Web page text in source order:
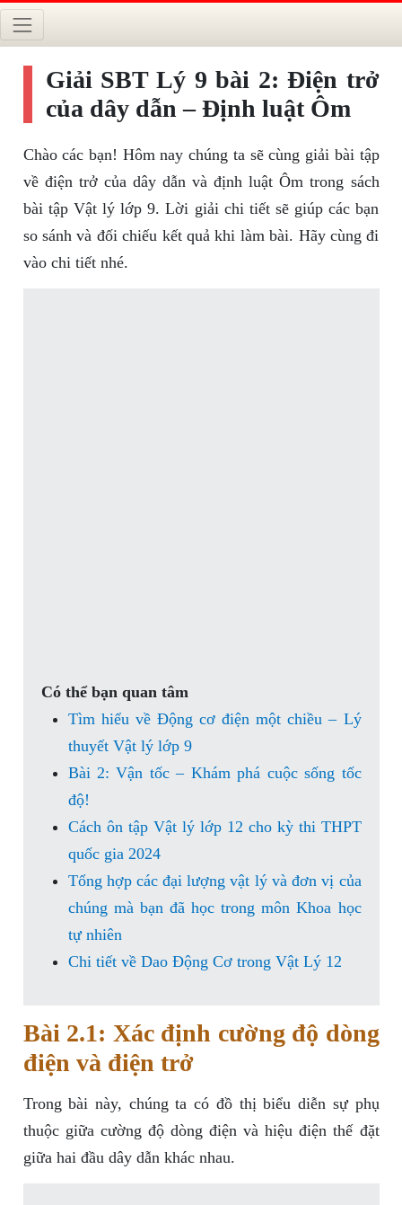
Giải SBT Lý 9 bài 2: Điện trở
của dây dẫn – Định luật Ôm
Chào các bạn! Hôm nay chúng ta sẽ cùng giải bài tập
về điện trở của dây dẫn và định luật Ôm trong sách
bài tập Vật lý lớp 9. Lời giải chi tiết sẽ giúp các bạn
so sánh và đối chiếu kết quả khi làm bài. Hãy cùng đi
vào chi tiết nhé.
Có thể bạn quan tâm
Tìm hiểu về Động cơ điện một chiều – Lý
thuyết Vật lý lớp 9
Bài 2: Vận tốc – Khám phá cuộc sống tốc
độ!
Cách ôn tập Vật lý lớp 12 cho kỳ thi THPT
quốc gia 2024
Tổng hợp các đại lượng vật lý và đơn vị của
chúng mà bạn đã học trong môn Khoa học
tự nhiên
Chi tiết về Dao Động Cơ trong Vật Lý 12
Bài 2.1: Xác định cường độ dòng
điện và điện trở
Trong bài này, chúng ta có đồ thị biểu diễn sự phụ
thuộc giữa cường độ dòng điện và hiệu điện thế đặt
giữa hai đầu dây dẫn khác nhau.